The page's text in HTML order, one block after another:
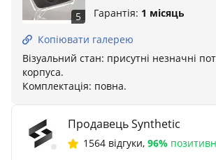
5
Гарантія: 1 місяць
Копіювати галерею
Візуальний стан: присутні незначні
корпуса.
Комплектація: повна.
Продавець Synthetic
1564 відгуки, 96%